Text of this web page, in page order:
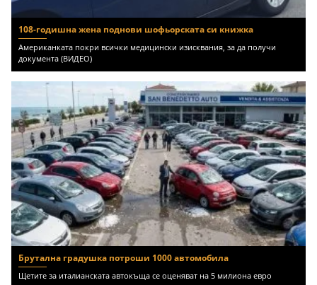
108-годишна жена поднови шофьорската си книжка
Американката покри всички медицински изисквания, за да получи
документа (ВИДЕО)
Брутална градушка потроши 1000 автомобила
Щетите за италианската автокъща се оценяват на 5 милиона евро